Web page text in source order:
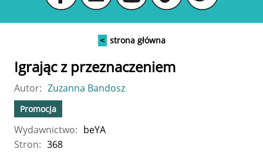
< strona główna
Igrając z przeznaczeniem
Autor: Zuzanna Bandosz
Promocja
Wydawnictwo: beYA
Stron: 368